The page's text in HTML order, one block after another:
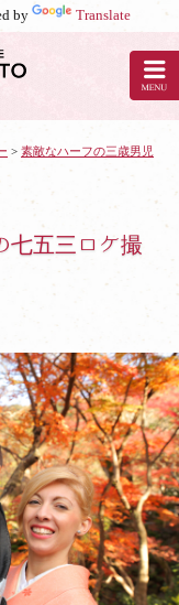
by
Translate
> 素敵なハーフの三歳男児
七五三ロケ撮